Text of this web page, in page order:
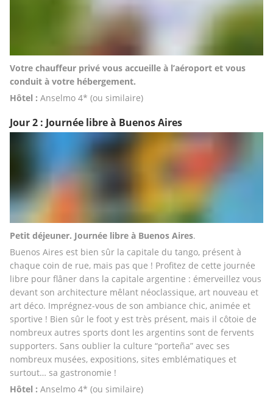
Votre chauffeur privé vous accueille à l’aéroport et vous
conduit à votre hébergement.
Hôtel : Anselmo 4* (ou similaire)
Jour 2 : Journée libre à Buenos Aires
Petit déjeuner. Journée libre à Buenos Aires.
Buenos Aires est bien sûr la capitale du tango, présent à
chaque coin de rue, mais pas que ! Profitez de cette journée
libre pour flâner dans la capitale argentine : émerveillez vous
devant son architecture mêlant néoclassique, art nouveau et
art déco. Imprégnez-vous de son ambiance chic, animée et
sportive ! Bien sûr le foot y est très présent, mais il côtoie de
nombreux autres sports dont les argentins sont de fervents
supporters. Sans oublier la culture “porteña” avec ses
nombreux musées, expositions, sites emblématiques et
surtout… sa gastronomie !
Hôtel : Anselmo 4* (ou similaire)